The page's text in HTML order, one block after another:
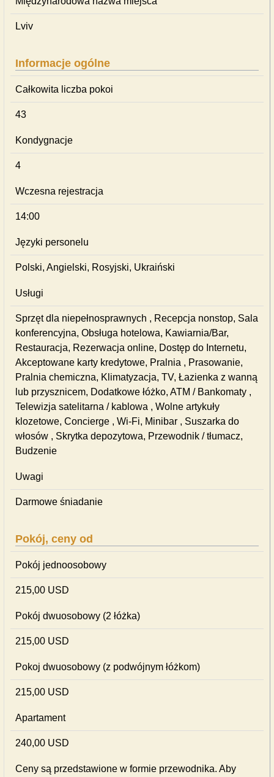
Lviv
Informacje ogólne
Całkowita liczba pokoi
43
Kondygnacje
4
Wczesna rejestracja
14:00
Języki personelu
Polski, Angielski, Rosyjski, Ukraiński
Usługi
Sprzęt dla niepełnosprawnych , Recepcja nonstop, Sala
konferencyjna, Obsługa hotelowa, Kawiarnia/Bar,
Restauracja, Rezerwacja online, Dostęp do Internetu,
Akceptowane karty kredytowe, Pralnia , Prasowanie,
Pralnia chemiczna, Klimatyzacja, TV, Łazienka z wanną
lub przysznicem, Dodatkowe łóżko, ATM / Bankomaty ,
Telewizja satelitarna / kablowa , Wolne artykuły
klozetowe, Concierge , Wi-Fi, Minibar , Suszarka do
włosów , Skrytka depozytowa, Przewodnik / tłumacz,
Budzenie
Uwagi
Darmowe śniadanie
Pokój, ceny od
Pokój jednoosobowy
215,00 USD
Pokój dwuosobowy (2 łóżka)
215,00 USD
Pokoj dwuosobowy (z podwójnym łóżkom)
215,00 USD
Apartament
240,00 USD
Ceny są przedstawione w formie przewodnika. Aby